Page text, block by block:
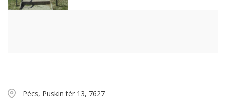
Pécs, Puskin tér 13, 7627